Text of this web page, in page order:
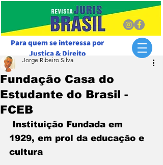
Para quem se interessa por
Justiça & Direito
Fundação Casa do
Estudante do Brasil -
FCEB
Jorge Ribeiro Silva
1929, em prol da educação e
cultura